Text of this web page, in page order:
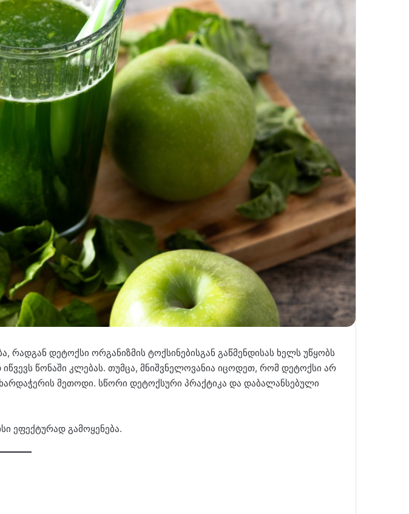
დეტოქსი ორგანიზმის ტოქსინებისგან გაწმენდისას ხელს უწყობს
წონაში კლებას. თუმცა, მნიშვნელოვანია იცოდეთ, რომ დეტოქსი არ
მეთოდი. სწორი დეტოქსური პრაქტიკა და დაბალანსებული
ეფექტურად გამოყენება.